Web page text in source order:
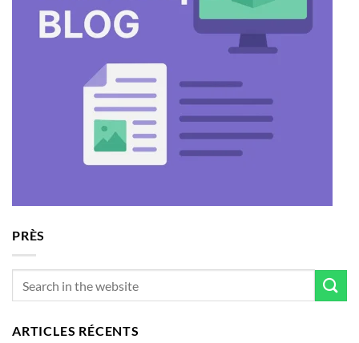
PRÈS
ARTICLES RÉCENTS